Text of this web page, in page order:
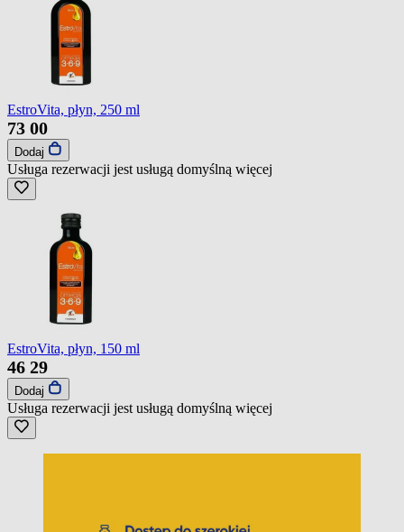
EstroVita, płyn, 250 ml
73 00
Dodaj
Usługa rezerwacji jest usługą domyślną więcej
EstroVita, płyn, 150 ml
46 29
Dodaj
Usługa rezerwacji jest usługą domyślną więcej